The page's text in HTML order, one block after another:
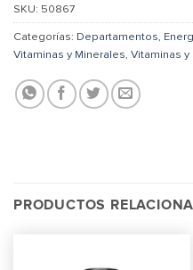
SKU: 50867
Categorías: Departamentos,
Vitaminas y Minerales, Vitaminas
PRODUCTOS